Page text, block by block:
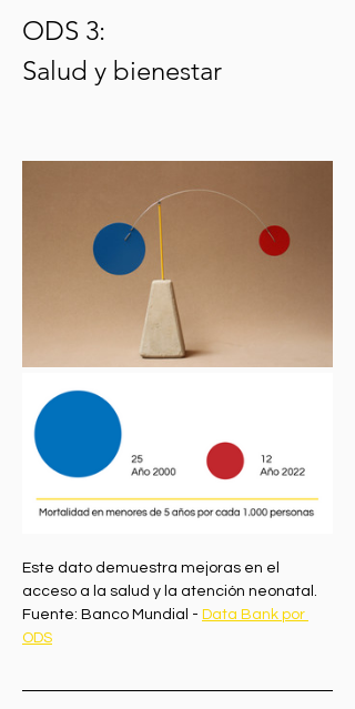
ODS 3:
Salud y bienestar
Este dato demuestra mejoras en el
acceso a la salud y la atención neonatal.
Fuente: Banco Mundial - Data Bank por
ODS